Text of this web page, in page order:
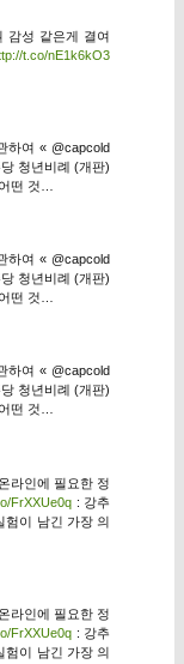
감성 같은게 결여
t.co/nE1k6kO3
하여 « @capcold
청년비례 (개판)
떤 것…
하여 « @capcold
청년비례 (개판)
떤 것…
하여 « @capcold
청년비례 (개판)
떤 것…
라인에 필요한 정
FrXXUe0q : 강추
험이 남긴 가장 의
라인에 필요한 정
FrXXUe0q : 강추
험이 남긴 가장 의